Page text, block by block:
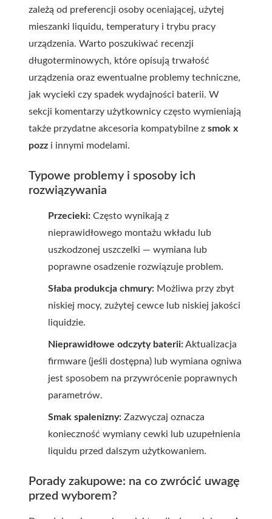
zależą od preferencji osoby oceniającej, użytej
mieszanki liquidu, temperatury i trybu pracy
urządzenia. Warto poszukiwać recenzji
długoterminowych, które opisują trwałość
urządzenia oraz ewentualne problemy techniczne,
jak wycieki czy spadek wydajności baterii. W
sekcji komentarzy użytkownicy często wymieniają
także przydatne akcesoria kompatybilne z smok x
pozz i innymi modelami.
Typowe problemy i sposoby ich
rozwiązywania
Przecieki: Często wynikają z
nieprawidłowego montażu wkładu lub
uszkodzonej uszczelki — wymiana lub
poprawne osadzenie rozwiązuje problem.
Słaba produkcja chmury: Możliwa przy zbyt
niskiej mocy, zużytej cewce lub niskiej jakości
liquidzie.
Nieprawidłowe odczyty baterii:Aktualizacja
firmware (jeśli dostępna) lub wymiana ogniwa
jest sposobem na przywrócenie poprawnych
parametrów.
Smak spalenizny: Zazwyczaj oznacza
konieczność wymiany cewki lub uzupełnienia
liquidu przed dalszym użytkowaniem.
Porady zakupowe: na co zwrócić uwagę
przed wyborem?